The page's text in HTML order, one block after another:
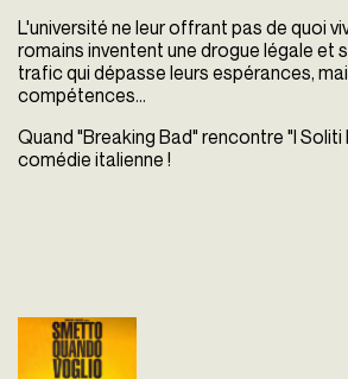
L'université ne leur offrant pas de quoi
romains inventent une drogue légale et
trafic qui dépasse leurs espérances,
compétences...
Quand "Breaking Bad" rencontre "I Soliti
comédie italienne !
Italie - 2014